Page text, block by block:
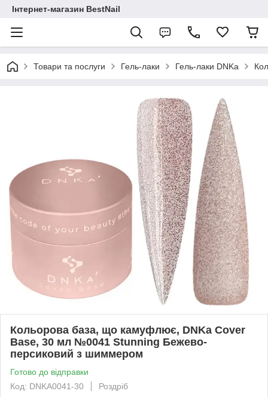
Інтернет-магазин BestNail
Товари та послуги Гель-лаки Гель-лаки DNKa
Кольорова база, що камуфлює, DNKa Cover
Base, 30 мл №0041 Stunning Бежево-
персиковий з шиммером
Готово до відправки
Код: DNKA0041-30
Роздріб